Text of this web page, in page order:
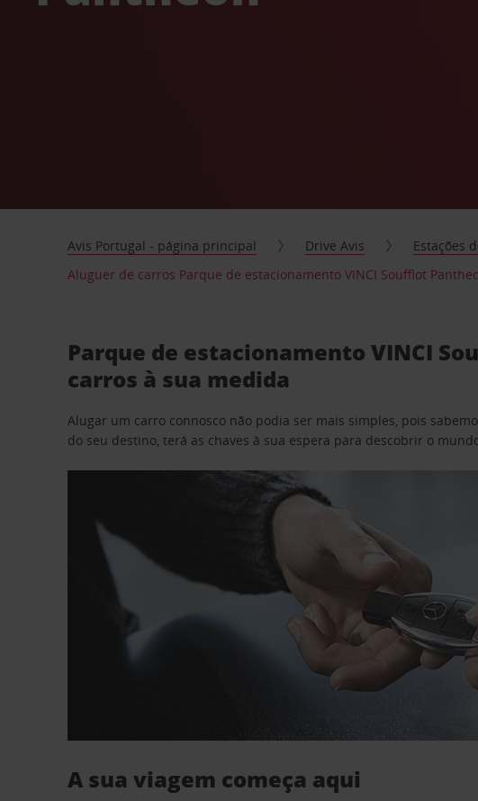
Avis Portugal - página principal Drive Avis Estações
Aluguer de carros Parque de estacionamento VINCI Soufflot
Parque de estacionamento VINCI
carros à sua medida
Alugar um carro connosco não podia ser mais simples, pois
do seu destino, terá as chaves à sua espera para descobrir o
A sua viagem começa aqui